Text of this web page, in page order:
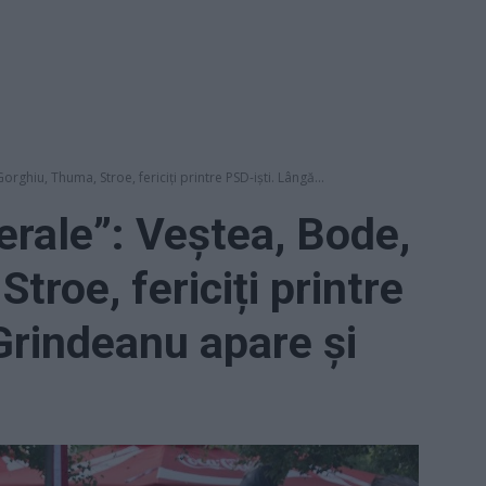
Thuma, Stroe, fericiți printre PSD-iști. Lângă...
Veștea, Bode,
fericiți printre
apare și